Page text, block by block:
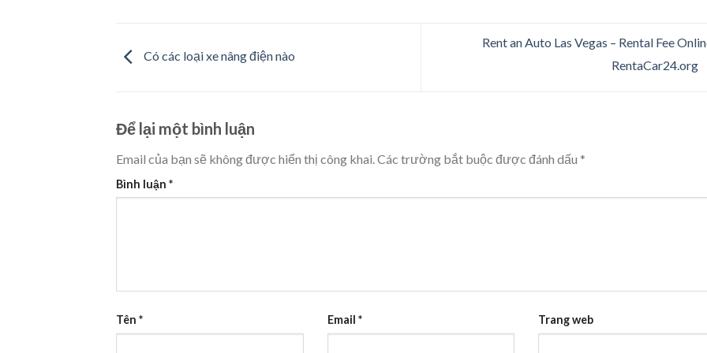
Có các loại xe nâng điện nào
Rent an Auto Las Vegas – Rental Fee
RentaCar24.org
Để lại một bình luận
Email của bạn sẽ không được hiển thị công khai. Các trường bắt buộc được đánh dấu *
Bình luận *
Tên * Email * Trang web